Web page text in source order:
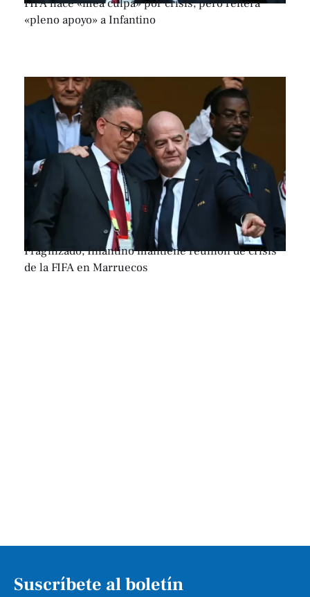
FIFA hace «mea culpa» por crisis, pero reitera
«pleno apoyo» a Infantino
Fragilizado, Infantino mantiene reunión de crisis
de la FIFA en Marruecos
Suscríbete al boletín